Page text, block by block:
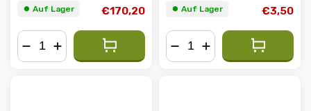
⏺︎ Auf Lager €170,20 ⏺︎ Auf Lager €3,50